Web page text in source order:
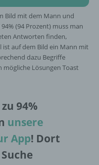
Bild mit dem Mann und
(94 Prozent) muss man
Antworten finden,
ist auf dem Bild ein Mann mit
dazu Begriffe
mögliche Lösungen Toast
94%
unsere
App! Dort